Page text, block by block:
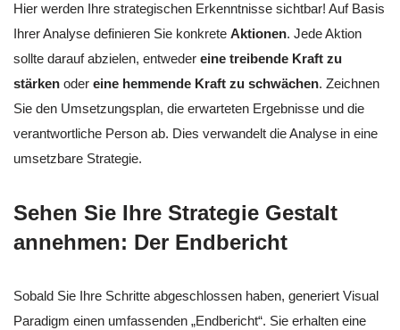
Hier werden Ihre strategischen Erkenntnisse sichtbar! Auf Basis
Ihrer Analyse definieren Sie konkrete Aktionen. Jede Aktion
sollte darauf abzielen, entweder eine treibende Kraft zu
stärken oder eine hemmende Kraft zu schwächen. Zeichnen
Sie den Umsetzungsplan, die erwarteten Ergebnisse und die
verantwortliche Person ab. Dies verwandelt die Analyse in eine
umsetzbare Strategie.
Sehen Sie Ihre Strategie Gestalt
annehmen: Der Endbericht
Sobald Sie Ihre Schritte abgeschlossen haben, generiert Visual
Paradigm einen umfassenden „Endbericht“. Sie erhalten eine